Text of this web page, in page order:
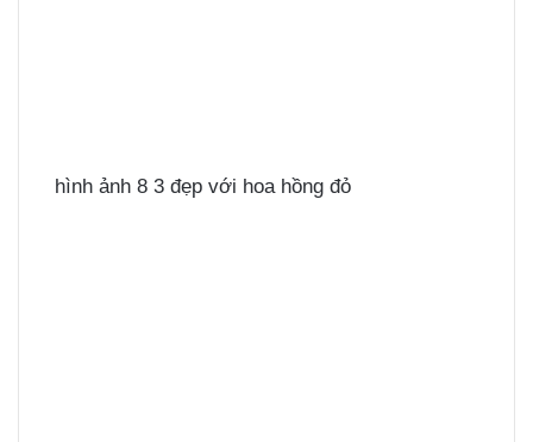
hình ảnh 8 3 đẹp với hoa hồng đỏ